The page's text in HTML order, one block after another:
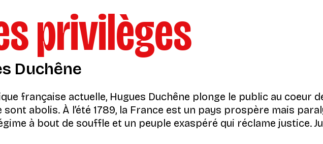
privilèges
Duchêne
française actuelle, Hugues Duchêne plonge le public au coeur
sont abolis. À l’été 1789, la France est un pays prospère mais
à bout de souffle et un peuple exaspéré qui réclame justice.